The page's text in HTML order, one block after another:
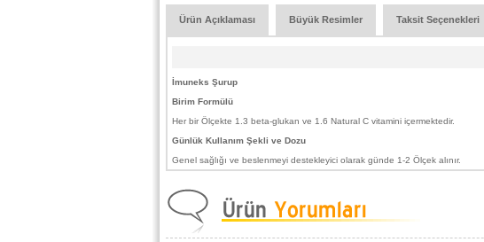
Ürün Açıklaması Büyük Resimler Taksit Seçenekleri
İmuneks Şurup
Birim Formülü
Her bir Ölçekte 1.3 beta-glukan ve 1.6 Natural C vitamini içermektedir.
Günlük Kullanım Şekli ve Dozu
Genel sağlığı ve beslenmeyi destekleyici olarak günde 1-2 Ölçek alınır.